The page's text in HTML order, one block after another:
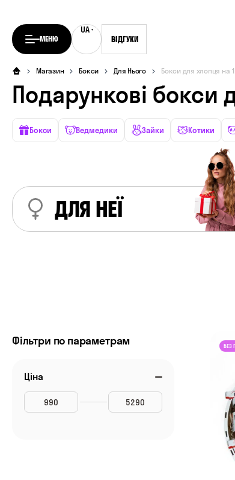
МЕНЮ
UA
RU ВІДГУКИ
Магазин Бокси Для Нього Бокси для хлопця на
Бокси Ведмедики Зайки Котики
Подарункові бокси
ДЛЯ НЕЇ
Фільтри по параметрам
Ціна